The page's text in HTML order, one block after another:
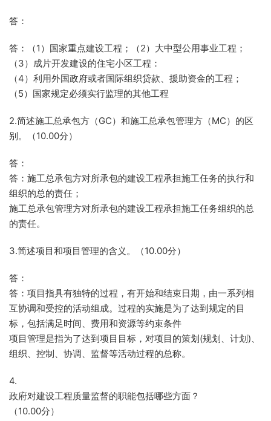
答：
答：（1）国家重点建设工程；（2）大中型公用事业工程；
（3）成片开发建设的住宅小区工程：
（4）利用外国政府或者国际组织贷款、援助资金的工程；
（5）国家规定必须实行监理的其他工程
2.简述施工总承包方（GC）和施工总承包管理方（MC）的区
别。（10.00分）
答：
答：施工总承包方对所承包的建设工程承担施工任务的执行和
组织的总的责任；
施工总承包管理方对所承包的建设工程承担施工任务组织的总
的责任。
3.简述项目和项目管理的含义。（10.00分）
答：
答：项目指具有独特的过程，有开始和结束日期，由一系列相
互协调和受控的活动组成。过程的实施是为了达到规定的目
标，包括满足时间、费用和资源等约束条件
项目管理是指为了达到项目目标，对项目的策划(规划、计划)、
组织、控制、协调、监督等活动过程的总称。
4.
政府对建设工程质量监督的职能包括哪些方面？
（10.00分）